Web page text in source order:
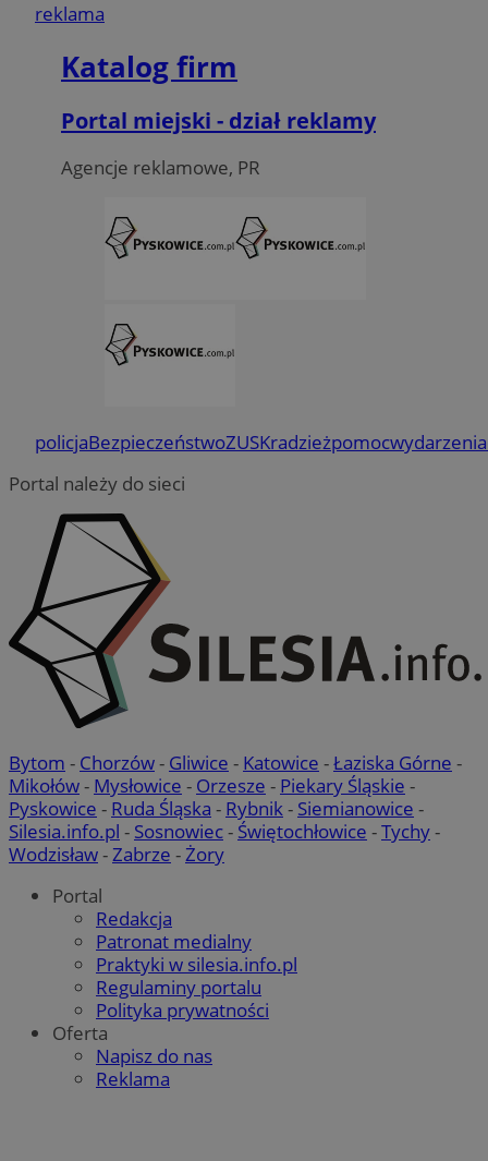
reklama
Katalog firm
Portal miejski - dział reklamy
Agencje reklamowe, PR
policjaBezpieczeństwoZUSKradzieżpomocwydarzenia
Portal należy do sieci
Bytom - Chorzów- Gliwice - Katowice -Łaziska Górne -
Mikołów- Mysłowice - Orzesze - Piekary Śląskie -
Pyskowice - Ruda Śląska - Rybnik- Siemianowice -
Silesia.info.pl - Sosnowiec- Świętochłowice -Tychy-
Wodzisław-Zabrze -Żory
Portal
Redakcja
Patronat medialny
Praktyki w silesia.info.pl
Regulaminy portalu
Polityka prywatności
Oferta
Napisz do nas
Reklama